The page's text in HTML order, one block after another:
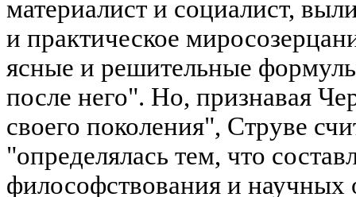
материалист и социалист,
и практическое
ясные и решительные
после него". Но, признавая
своего поколения", Струве
"определялась тем, что
философствования и научных